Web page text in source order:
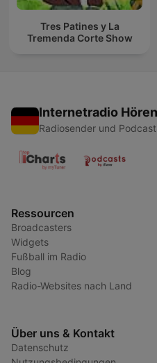
Tres Patines y La
Tremenda Corte Show
Internetradio Hören
Radiosender und
Ressourcen
Broadcasters
Widgets
Fußball im Radio
Blog
Radio-Websites nach Land
Über uns & Kontakt
Datenschutz